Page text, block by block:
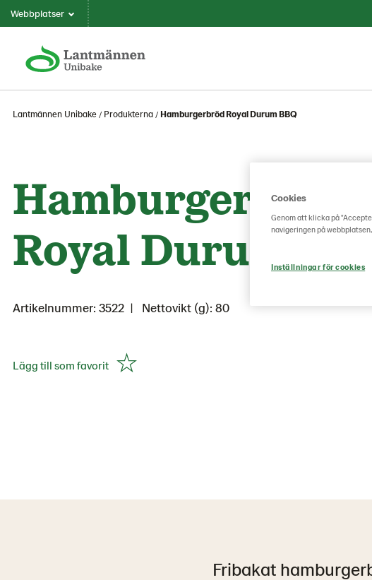
Webbplatser
Lantmännen Unibake Produkterna Hamburgerbröd Royal Durum BBQ
Hamburgerbröd
Royal Durum
Artikelnummer: 3522 Nettovikt (g): 80
Lägg till som favorit
Fribakat
Cookies
Genom att klicka på
navigeringen på
Inställningar för cookies